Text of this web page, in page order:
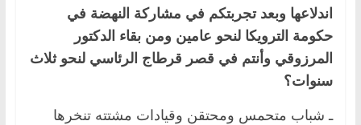
اندلاعها وبعد تجربتكم في مشاركة النهضة في
حكومة الترويكا لنحو عامين ومن بقاء الدكتور
المرزوقي وأنتم في قصر قرطاج الرئاسي لنحو ثلاث
سنوات؟
ـ شباب متحمس ومحتقن وقيادات مشتته تنخرها